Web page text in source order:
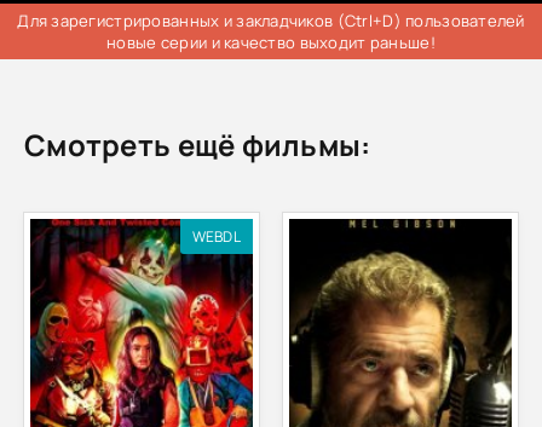
Для зарегистрированных и закладчиков (Ctrl+D) пользователей
новые серии и качество выходит раньше!
Смотреть ещё фильмы:
WEBDL